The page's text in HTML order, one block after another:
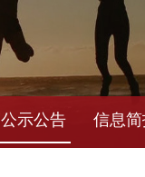
公示公告 信息